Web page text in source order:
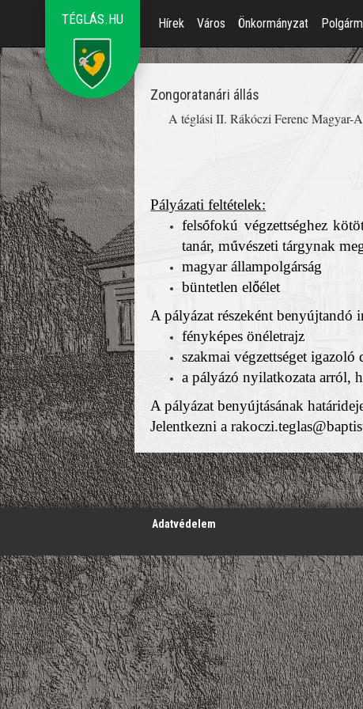
TÉGLÁS.HU Hírek Város Önkormányzat
Zongoratanári állás
A téglási II. Rákóczi Ferenc Magyar-
Pályázati feltételek:
felsőfokú végzettséghez kötö
tanár, művészeti tárgynak
magyar állampolgárság
büntetlen előélet
A pályázat részeként benyújtandó
fényképes önéletrajz
szakmai végzettséget
a pályázó nyilatkozata arról,
A pályázat benyújtásának
Jelentkezni a
';
Adatvédelem